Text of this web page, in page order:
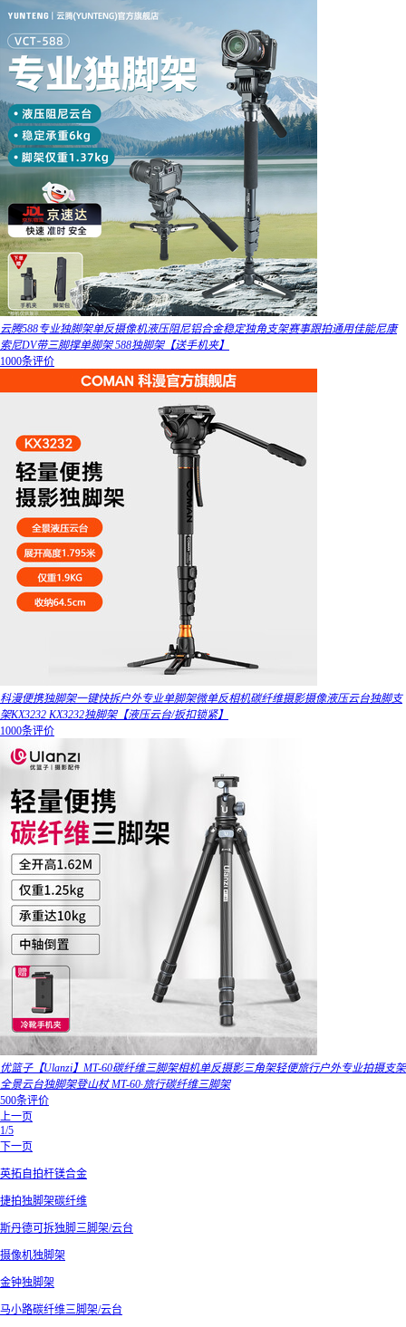
云腾588专业独脚架单反摄像机液压阻尼铝合金稳定独角支架赛事跟拍通用佳能尼康
索尼DV带三脚撑单脚架 588独脚架【送手机夹】
1000条评价
科漫便携独脚架一键快拆户外专业单脚架微单反相机碳纤维摄影摄像液压云台独脚支
架KX3232 KX3232独脚架【液压云台/扳扣锁紧】
1000条评价
优篮子【Ulanzi】MT-60碳纤维三脚架相机单反摄影三角架轻便旅行户外专业拍摄支架
全景云台独脚架登山杖 MT-60·旅行碳纤维三脚架
500条评价
上一页
1/5
下一页
英拓自拍杆镁合金
捷拍独脚架碳纤维
斯丹德可拆独脚三脚架/云台
摄像机独脚架
金钟独脚架
马小路碳纤维三脚架/云台